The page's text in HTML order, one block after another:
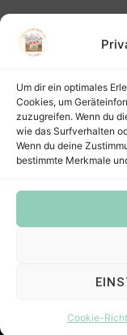
Um dir ein optimales
Cookies, um
zuzugreifen. Wenn du
wie das Surfverhalten
Wenn du deine
bestimmte Merkmale
Cookie-
Copyright ©
Digistamps und